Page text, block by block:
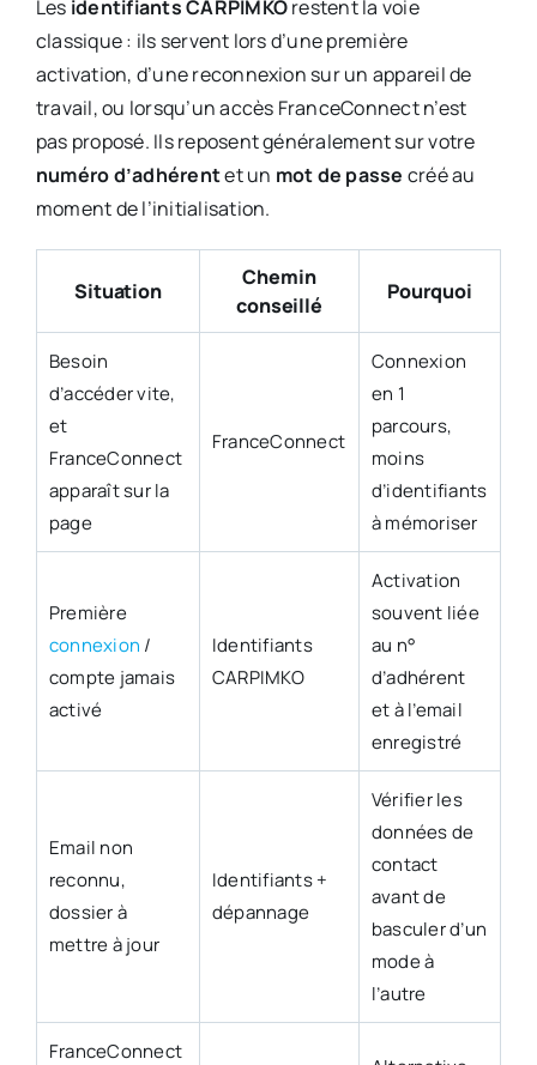
Les identifiants CARPIMKOrestent la voie
classique : ils servent lors d’une première
activation, d’une reconnexion sur un appareil de
travail, ou lorsqu’un accès FranceConnect n’est
pas proposé. Ils reposent généralement sur votre
numéro d’adhérentet un mot de passe créé au
moment de l’initialisation.
Situation
Chemin
conseillé
Pourquoi
Besoin
d’accéder vite,
et
FranceConnect
apparaît sur la
page
FranceConnect
Connexion
en 1
parcours,
moins
d’identifiants
à mémoriser
Première
connexion /
compte jamais
activé
Identifiants
CARPIMKO
Activation
souvent liée
au n°
d’adhérent
et à l’email
enregistré
Email non
reconnu,
dossier à
mettre à jour
Identifiants +
dépannage
Vérifier les
données de
contact
avant de
basculer d’un
mode à
l’autre
FranceConnect